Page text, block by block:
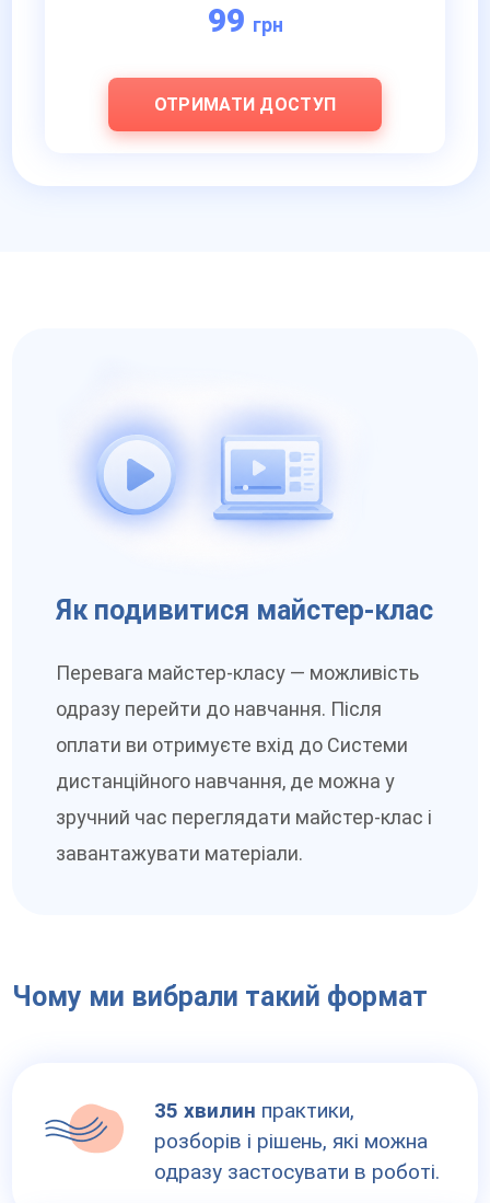
99 грн
ОТРИМАТИ ДОСТУП
Як подивитися майстер-клас
Перевага майстер-класу — можливість
одразу перейти до навчання. Після
оплати ви отримуєте вхід до Системи
дистанційного навчання, де можна у
зручний час переглядати майстер-клас і
завантажувати матеріали.
Чому ми вибрали такий формат
35 хвилин практики,
розборів і рішень, які можна
одразу застосувати в роботі.